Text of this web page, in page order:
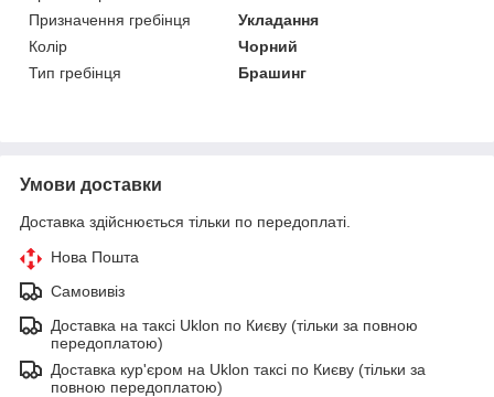
Призначення гребінця
Укладання
Колір
Чорний
Тип гребінця
Брашинг
Умови доставки
Доставка здійснюється тільки по передоплаті.
Нова Пошта
Самовивіз
Доставка на таксі Uklon по Києву (тільки за повною
передоплатою)
Доставка кур'єром на Uklon таксі по Києву (тільки за
повною передоплатою)